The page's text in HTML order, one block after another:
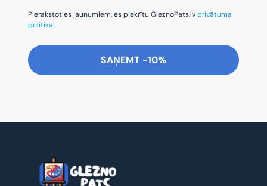
Pierakstoties jaunumiem, es piekrītu GleznoPats.lvprivātuma
politikai.
SAŅEMT -10%